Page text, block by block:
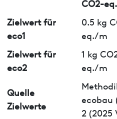
CO2-eq.
Zielwert für
eco1
0.5 kg
eq./m
Zielwert für
eco2
1 kg
eq./m
Quelle
Zielwerte
ecobau
2 (2025